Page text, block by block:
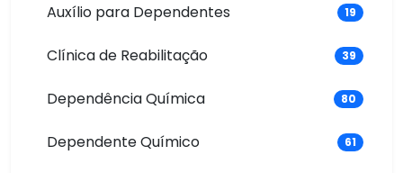
Auxílio para Dependentes 19
Clínica de Reabilitação 39
Dependência Química 80
Dependente Químico 61